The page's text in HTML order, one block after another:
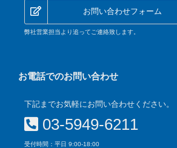
お問い合わせフォーム
弊社営業担当より追ってご連絡致します。
お電話でのお問い合わせ
下記までお気軽にお問い合わせください。
03-5949-6211
受付時間：平日 9:00-18:00